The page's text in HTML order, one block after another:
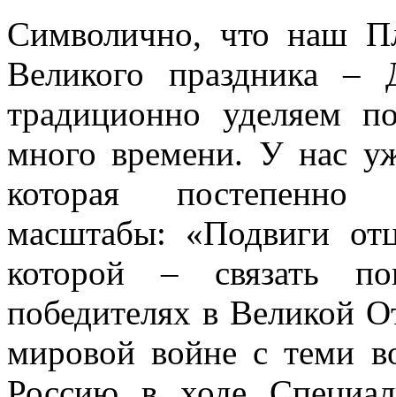
Символично, что наш
Великого праздника
традиционно уделяем
много времени. У нас
которая постепенно
масштабы: «Подвиги
которой – связать
победителях в Великой
мировой войне с теми